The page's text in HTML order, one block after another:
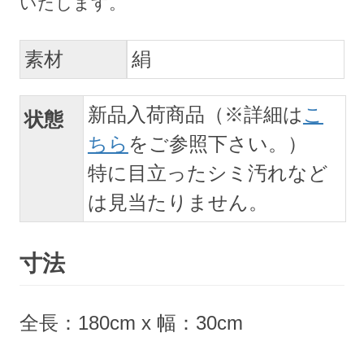
素材 絹
状態 新品入荷商品（※詳細は こ
ちら をご参照下さい。）
特に目立ったシミ汚れなど
は見当たりません。
寸法
全長：180cm x 幅：30cm